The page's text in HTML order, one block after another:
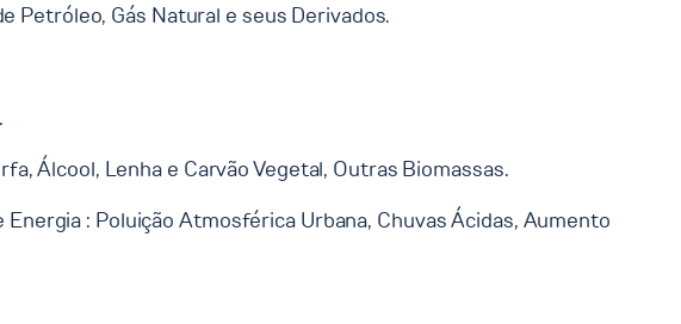
Petróleo, Gás Natural e seus Derivados.
Álcool, Lenha e Carvão Vegetal, Outras Biomassas.
: Poluição Atmosférica Urbana, Chuvas Ácidas, Aumento